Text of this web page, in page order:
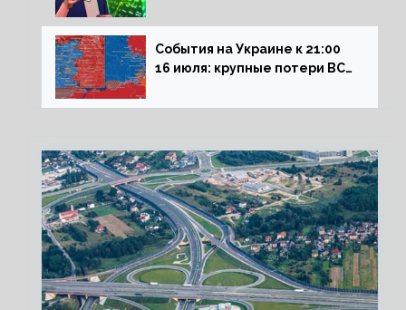
на рынок РФ
События на Украине к 21:00
16 июля: крупные потери ВСУ
обстреливает Донбасс из